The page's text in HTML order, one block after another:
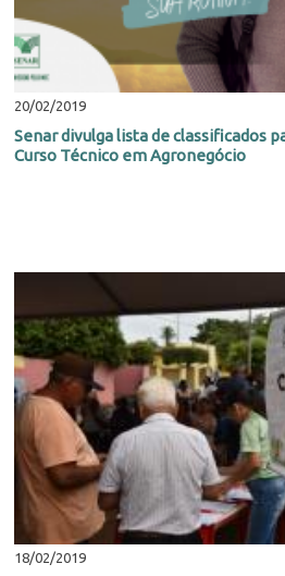
20/02/2019
Senar divulga lista de classificados
Curso Técnico em Agronegócio
18/02/2019